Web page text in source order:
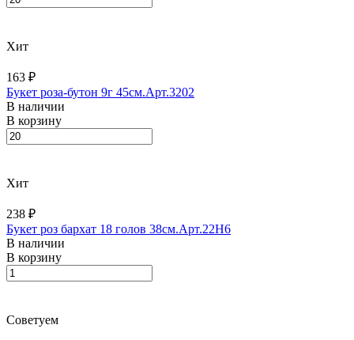
Хит
163 ₽
Букет роза-бутон 9г 45см.Арт.3202
В наличии
В корзину
Хит
238 ₽
Букет роз бархат 18 голов 38см.Арт.22H6
В наличии
В корзину
Советуем